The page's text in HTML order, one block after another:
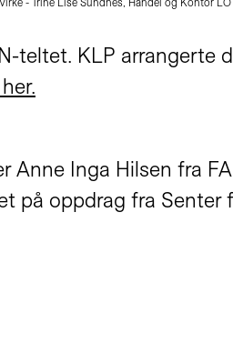
teltet. KLP arrangerte
Inga Hilsen fra
på oppdrag fra Senter